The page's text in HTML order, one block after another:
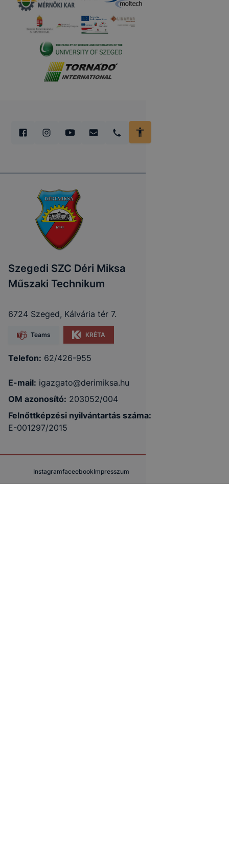
Szegedi SZC Déri Miksa
Műszaki Technikum
6724 Szeged, Kálvária tér 7.
Teams KRÉTA
Telefon: 62/426-955
E-mail: igazgato@derimiksa.hu
OM azonosító: 203052/004
Felnőttképzési nyilvántartás száma:
E-001297/2015
InstagramfaceebookImpresszum